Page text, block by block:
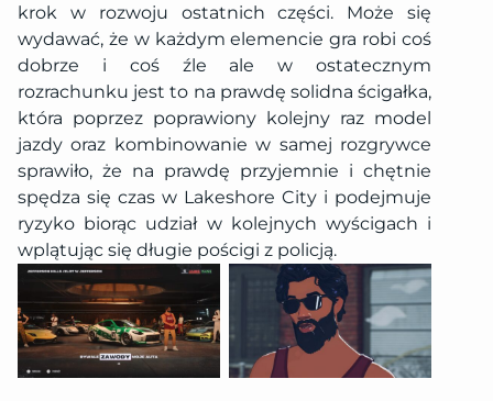
krok w rozwoju ostatnich części. Może się
wydawać, że w każdym elemencie gra robi coś
dobrze i coś źle ale w ostatecznym
rozrachunku jest to na prawdę solidna ścigałka,
która poprzez poprawiony kolejny raz model
jazdy oraz kombinowanie w samej rozgrywce
sprawiło, że na prawdę przyjemnie i chętnie
spędza się czas w Lakeshore City i podejmuje
ryzyko biorąc udział w kolejnych wyścigach i
wplątując się długie pościgi z policją.